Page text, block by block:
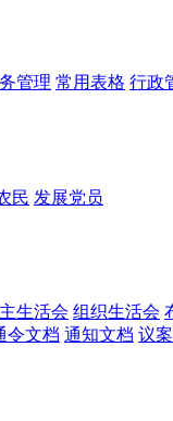
管理 常用表格 行政
民 发展党员
生活会 组织生活会
令文档 通知文档 议